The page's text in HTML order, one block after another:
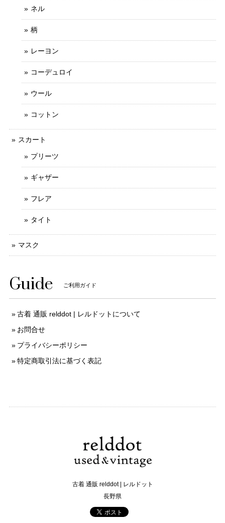
ネル
柄
レーヨン
コーデュロイ
ウール
コットン
スカート
プリーツ
ギャザー
フレア
タイト
マスク
Guide ご利用ガイド
古着 通販 relddot | レルドットについて
お問合せ
プライバシーポリシー
特定商取引法に基づく表記
古着 通販 relddot | レルドット
長野県